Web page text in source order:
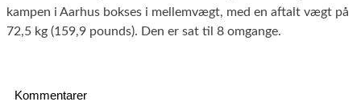
kampen i Aarhus bokses i mellemvægt, med en aftalt vægt på
72,5 kg (159,9 pounds). Den er sat til 8 omgange.
Kommentarer